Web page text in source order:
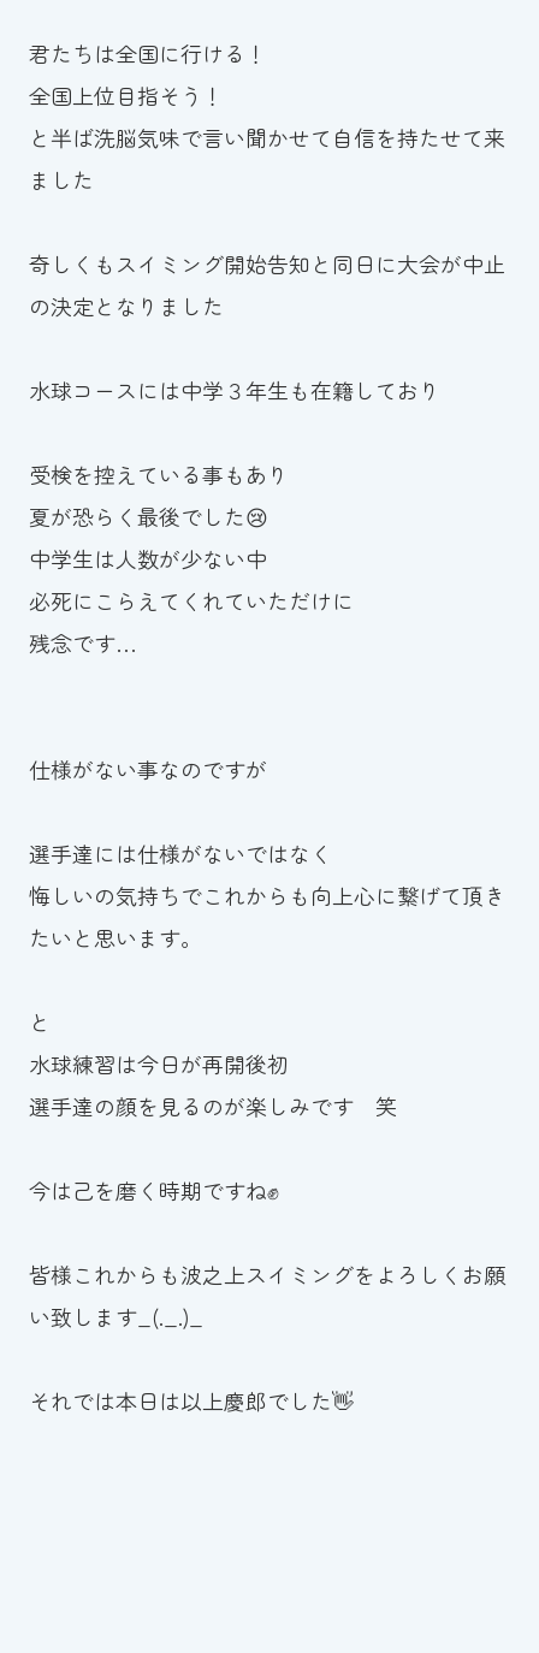
君たちは全国に行ける！
全国上位目指そう！
と半ば洗脳気味で言い聞かせて自信を持たせて来
ました
奇しくもスイミング開始告知と同日に大会が中止
の決定となりました
水球コースには中学３年生も在籍しており
受検を控えている事もあり
夏が恐らく最後でした😢
中学生は人数が少ない中
必死にこらえてくれていただけに
残念です…
仕様がない事なのですが
選手達には仕様がないではなく
悔しいの気持ちでこれからも向上心に繋げて頂き
たいと思います。
と
水球練習は今日が再開後初
選手達の顔を見るのが楽しみです 笑
今は己を磨く時期ですね✊
皆様これからも波之上スイミングをよろしくお願
い致します_(._.)_
それでは本日は以上慶郎でした👋